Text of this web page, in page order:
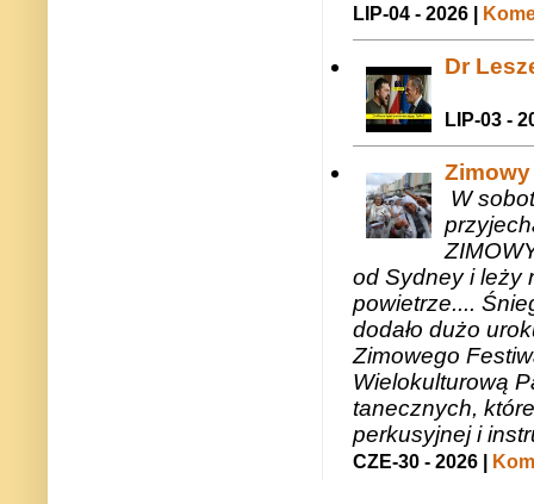
LIP-04 - 2026 |
Dr
LIP-03 -
W
od Sydney i leży
powietrze....
dodało dużo
Zimowego
Wielokulturową
tanecznych,
perkusyjnej i
CZE-30 - 2026 |